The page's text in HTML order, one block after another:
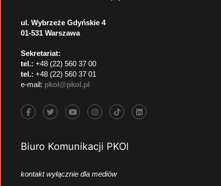
ul. Wybrzeże Gdyńskie 4
01-531 Warszawa
Sekretariat:
tel.: +48 (22) 560 37 00
tel.: +48 (22) 560 37 01
e-mail: pkol@pkol.pl
Biuro Komunikacji PKOl
kontakt wyłącznie dla mediów